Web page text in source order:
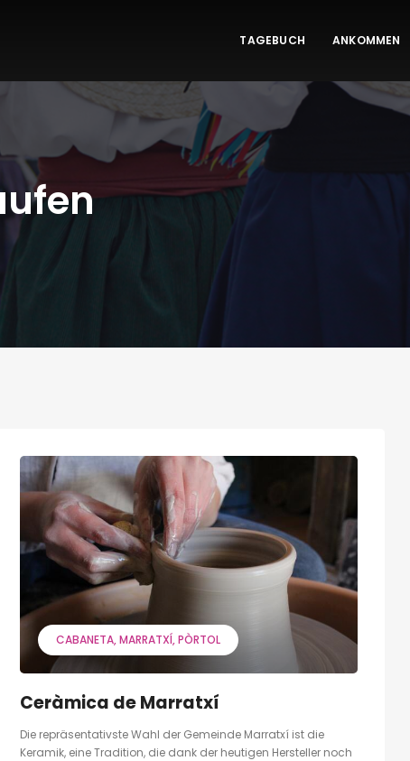
TAGEBUCH ANKOMMEN
CABANETA MARRATXÍ PÒRTOL
Ceràmica de Marratxí
Die repräsentativste Wahl der Gemeinde Marratxí ist die
Keramik, eine Tradition, die dank der heutigen Hersteller noch